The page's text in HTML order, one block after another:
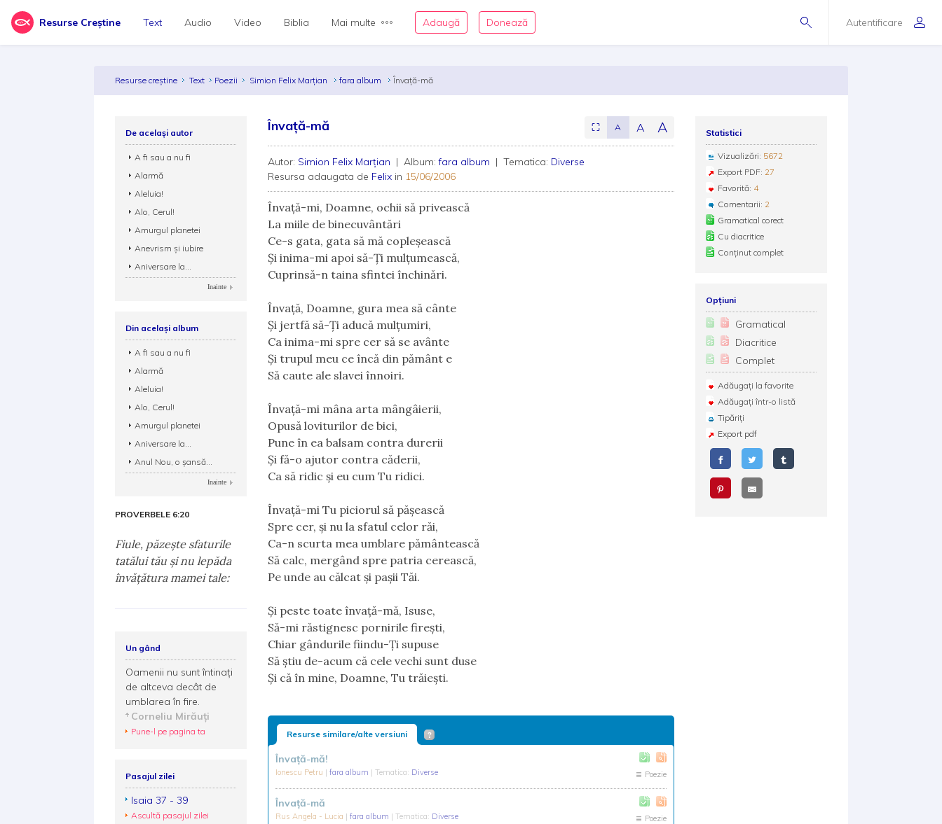
Resurse Creștine Autentificare
Text Audio Video Biblia Mai multe Adaugă Donează
Resurse creștine Text Poezii Simion Felix Marţian fara album Învață-mă
Învață-mă ⛶ A A A
Autor: Simion Felix Marţian | Album:fara album | Tematica: Diverse
Resursa adaugata de Felix in 15/06/2006
Învaţă-mi, Doamne, ochii să privească
La miile de binecuvântări
Ce-s gata, gata să mă copleşească
Şi inima-mi apoi să-Ți mulţumească,
Cuprinsă-n taina sfintei închinări.
Învaţă, Doamne, gura mea să cânte
Şi jertfă să-Ți aducă mulţumiri,
Ca inima-mi spre cer să se avânte
Şi trupul meu ce încă din pământ e
Să caute ale slavei înnoiri.
Învaţă-mi mâna arta mângâierii,
Opusă loviturilor de bici,
Pune în ea balsam contra durerii
Şi fă-o ajutor contra căderii,
Ca să ridic şi eu cum Tu ridici.
Învaţă-mi Tu piciorul să păşească
Spre cer, şi nu la sfatul celor răi,
Ca-n scurta mea umblare pământească
Să calc, mergând spre patria cerească,
Pe unde au călcat şi paşii Tăi.
Şi peste toate învaţă-mă, Isuse,
Să-mi răstignesc pornirile fireşti,
Chiar gândurile fiindu-Ți supuse
Să ştiu de-acum că cele vechi sunt duse
Şi că în mine, Doamne, Tu trăieşti.
Resurse similare/alte versiuni
Învață-mă!
Ionescu Petru | fara album | Tematica: Diverse Poezie
Învaţă-mă
Rus Angela - Lucia | fara album | Tematica: Diverse Poezie
Statistici
Vizualizări: 5672
Export PDF: 27
Favorită: 4
Comentarii: 2
Gramatical corect
Cu diacritice
Conținut complet
Opțiuni
Gramatical
Diacritice
Complet
Adăugați la favorite
Adăugați într-o listă
Tipăriți
Export pdf
De același autor
A fi sau a nu fi
Alarmă
Aleluia!
Alo, Cerul!
Amurgul planetei
Anevrism și iubire
Aniversare la...
Inainte
Din același album
A fi sau a nu fi
Alarmă
Aleluia!
Alo, Cerul!
Amurgul planetei
Aniversare la...
Anul Nou, o șansă...
Inainte
PROVERBELE 6:20
Fiule, păzeşte sfaturile
tatălui tău şi nu lepăda
învăţătura mamei tale:
Un gând
Oamenii nu sunt întinați
de altceva decât de
umblarea în fire.
Corneliu Mirăuţi
Pune-l pe pagina ta
Pasajul zilei
Isaia 37 - 39
Ascultă pasajul zilei